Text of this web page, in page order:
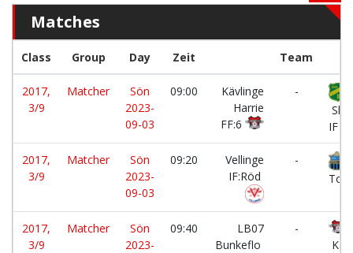
Matches
Class Group Day Zeit Team
2017,
3/9
Matcher
Sön
2023-
09-03
09:00
Kävlinge
Harrie
FF:6
-
IF
2017,
3/9
Matcher
Sön
2023-
09-03
09:20
Vellinge
IF:Röd
-
2017,
3/9
Matcher
Sön
2023-
09:40
LB07
Bunkeflo
-